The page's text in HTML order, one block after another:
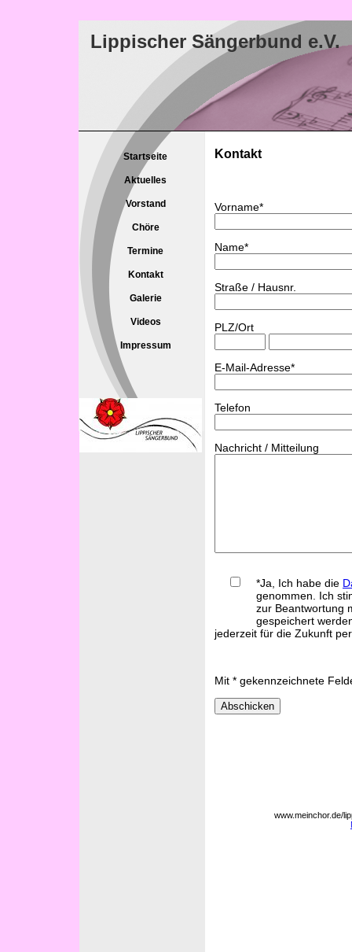
Lippischer Sängerbund e.V.
Startseite
Aktuelles
Vorstand
Chöre
Termine
Kontakt
Galerie
Videos
Impressum
Kontakt
Vorname*
Name*
Straße / Hausnr.
PLZ/Ort
E-Mail-Adresse*
Telefon
Nachricht / Mitteilung
*Ja, Ich habe die
genommen. Ich
zur Beantwortung
gespeichert
jederzeit für die Zukunft
Mit * gekennzeichnete
www.meinchor.de/